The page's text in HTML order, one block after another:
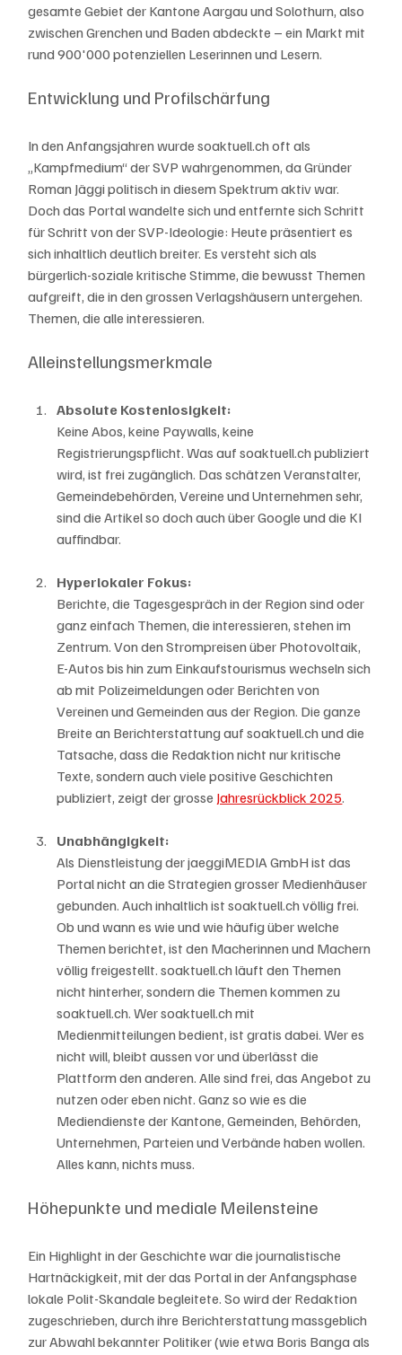
gesamte Gebiet der Kantone Aargau und Solothurn, also
zwischen Grenchen und Baden abdeckte – ein Markt mit
rund 900'000 potenziellen Leserinnen und Lesern.
Entwicklung und Profilschärfung
In den Anfangsjahren wurde soaktuell.ch oft als
„Kampfmedium“ der SVP wahrgenommen, da Gründer
Roman Jäggi politisch in diesem Spektrum aktiv war.
Doch das Portal wandelte sich und entfernte sich Schritt
für Schritt von der SVP-Ideologie: Heute präsentiert es
sich inhaltlich deutlich breiter. Es versteht sich als
bürgerlich-soziale kritische Stimme, die bewusst Themen
aufgreift, die in den grossen Verlagshäusern untergehen.
Themen, die alle interessieren.
Alleinstellungsmerkmale
Absolute Kostenlosigkeit:
Keine Abos, keine Paywalls, keine
Registrierungspflicht. Was auf soaktuell.ch publiziert
wird, ist frei zugänglich. Das schätzen Veranstalter,
Gemeindebehörden, Vereine und Unternehmen sehr,
sind die Artikel so doch auch über Google und die KI
auffindbar.
Hyperlokaler Fokus:
Berichte, die Tagesgespräch in der Region sind oder
ganz einfach Themen, die interessieren, stehen im
Zentrum. Von den Strompreisen über Photovoltaik,
E-Autos bis hin zum Einkaufstourismus wechseln sich
ab mit Polizeimeldungen oder Berichten von
Vereinen und Gemeinden aus der Region. Die ganze
Breite an Berichterstattung auf soaktuell.ch und die
Tatsache, dass die Redaktion nicht nur kritische
Texte, sondern auch viele positive Geschichten
publiziert, zeigt der grosse Jahresrückblick 2025.
Unabhängigkeit:
Als Dienstleistung der jaeggiMEDIA GmbH ist das
Portal nicht an die Strategien grosser Medienhäuser
gebunden. Auch inhaltlich ist soaktuell.ch völlig frei.
Ob und wann es wie und wie häufig über welche
Themen berichtet, ist den Macherinnen und Machern
völlig freigestellt. soaktuell.ch läuft den Themen
nicht hinterher, sondern die Themen kommen zu
soaktuell.ch. Wer soaktuell.ch mit
Medienmitteilungen bedient, ist gratis dabei. Wer es
nicht will, bleibt aussen vor und überlässt die
Plattform den anderen. Alle sind frei, das Angebot zu
nutzen oder eben nicht. Ganz so wie es die
Mediendienste der Kantone, Gemeinden, Behörden,
Unternehmen, Parteien und Verbände haben wollen.
Alles kann, nichts muss.
Höhepunkte und mediale Meilensteine
Ein Highlight in der Geschichte war die journalistische
Hartnäckigkeit, mit der das Portal in der Anfangsphase
lokale Polit-Skandale begleitete. So wird der Redaktion
zugeschrieben, durch ihre Berichterstattung massgeblich
zur Abwahl bekannter Politiker (wie etwa Boris Banga als